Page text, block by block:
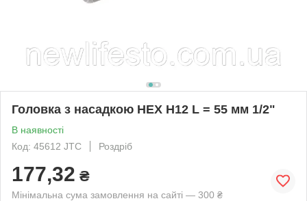
Головка з насадкою HEX H12 L = 55 мм 1/2"
В наявності
Код: 45612 JTC
Роздріб
177,32 ₴
Мінімальна сума замовлення на сайті — 300 ₴